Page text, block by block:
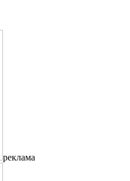
реклама